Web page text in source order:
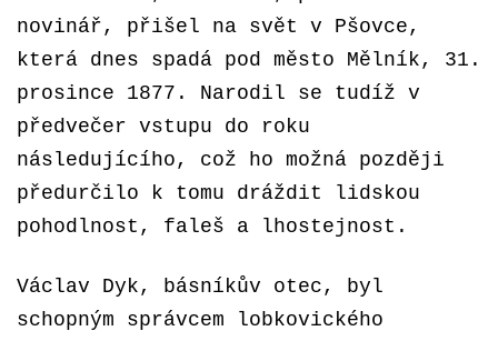
novinář, přišel na svět v Pšovce,
která dnes spadá pod město Mělník, 31.
prosince 1877. Narodil se tudíž v
předvečer vstupu do roku
následujícího, což ho možná později
předurčilo k tomu dráždit lidskou
pohodlnost, faleš a lhostejnost.
Václav Dyk, básníkův otec, byl
schopným správcem lobkovického